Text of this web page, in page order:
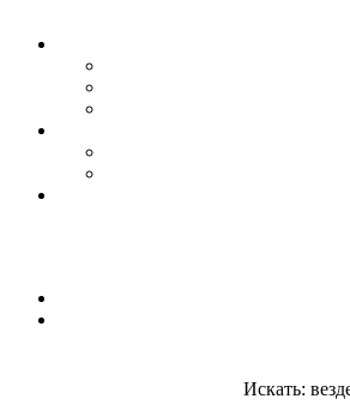
Искать: